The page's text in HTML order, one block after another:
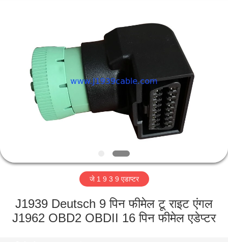
उत्पादों
में
भ्रमण
जे 1 9 3 9 एडाप्टर
J1939 Deutsch 9 पिन फीमेल टू राइट एंगल
J1962 OBD2 OBDII 16 पिन फीमेल एडेप्टर